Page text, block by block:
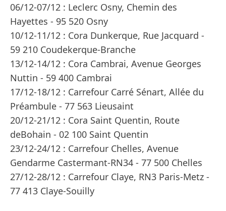
06/12-07/12 : Leclerc Osny, Chemin des
Hayettes - 95 520 Osny
10/12-11/12 : Cora Dunkerque, Rue Jacquard -
59 210 Coudekerque-Branche
13/12-14/12 : Cora Cambrai, Avenue Georges
Nuttin - 59 400 Cambrai
17/12-18/12 : Carrefour Carré Sénart, Allée du
Préambule - 77 563 Lieusaint
20/12-21/12 : Cora Saint Quentin, Route
deBohain - 02 100 Saint Quentin
23/12-24/12 : Carrefour Chelles, Avenue
Gendarme Castermant-RN34 - 77 500 Chelles
27/12-28/12 : Carrefour Claye, RN3 Paris-Metz -
77 413 Claye-Souilly